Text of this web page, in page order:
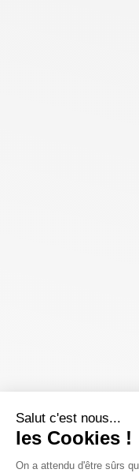
Salut c'est nous...
les Cookies !
On a attendu d'être sûrs